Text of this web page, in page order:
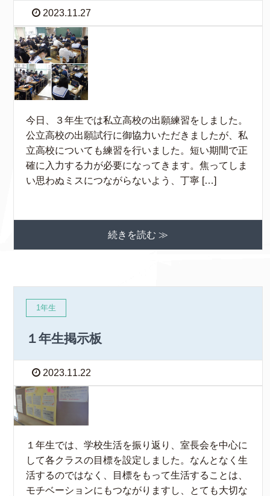
2023.11.27
今日、３年生では私立高校の出願練習をしました。
公立高校の出願試行に御協力いただきましたが、私
立高校についても練習を行いました。短い期間で正
確に入力する力が必要になってきます。焦ってしま
い思わぬミスにつながらないよう、丁寧 […]
続きを読む ≫
1年生
１年生掲示板
2023.11.22
１年生では、学校生活を振り返り、室長会を中心に
して各クラスの目標を設定しました。なんとなく生
活するのではなく、目標をもって生活することは、
モチベーションにもつながりますし、とても大切な